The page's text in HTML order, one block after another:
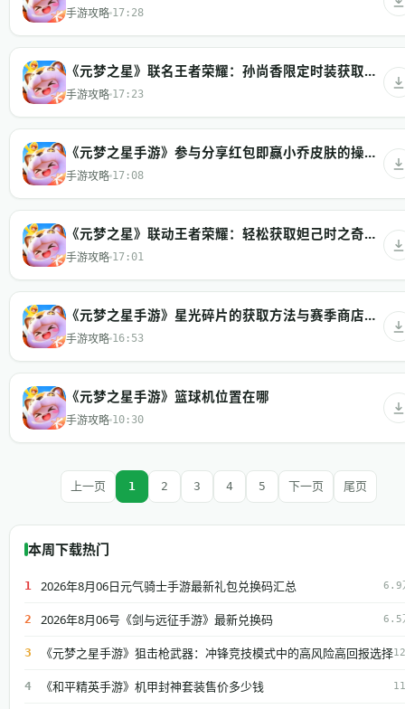
手游攻略 17:28
《元梦之星》联名王者荣耀：孙尚香限定时装获取全攻略
手游攻略 17:23
《元梦之星手游》参与分享红包即赢小乔皮肤的操作方法
手游攻略 17:08
《元梦之星》联动王者荣耀：轻松获取妲己时之奇旅皮肤方法
手游攻略 17:01
《元梦之星手游》星光碎片的获取方法与赛季商店兑换策略
手游攻略 16:53
《元梦之星手游》篮球机位置在哪
手游攻略 10:30
上一页 1 2 3 4 5 下一页 尾页
本周下载热门
1 2026年8月06日元气骑士手游最新礼包兑换码汇总 6.9
2 2026年8月06号《剑与远征手游》最新兑换码 6.5
3 《元梦之星手游》狙击枪武器：冲锋竞技模式中的高风险高回报选择
4 《和平精英手游》机甲封神套装售价多少钱